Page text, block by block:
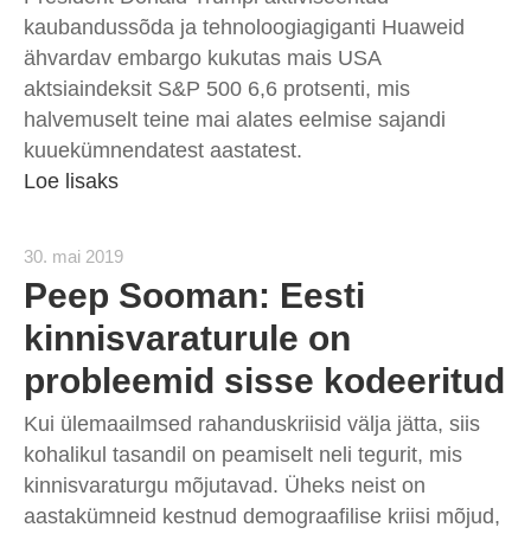
kaubandussõda ja tehnoloogiagiganti Huaweid
ähvardav embargo kukutas mais USA
aktsiaindeksit S&P 500 6,6 protsenti, mis
halvemuselt teine mai alates eelmise sajandi
kuuekümnendatest aastatest.
Loe lisaks
30. mai 2019
Peep Sooman: Eesti
kinnisvaraturule on
probleemid sisse kodeeritud
Kui ülemaailmsed rahanduskriisid välja jätta, siis
kohalikul tasandil on peamiselt neli tegurit, mis
kinnisvaraturgu mõjutavad. Üheks neist on
aastakümneid kestnud demograafilise kriisi mõjud,